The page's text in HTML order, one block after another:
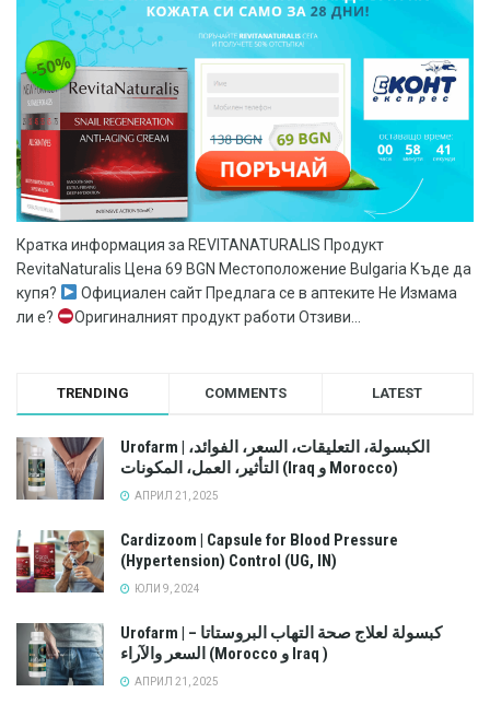
Кратка информация за REVITANATURALIS Продукт
RevitaNaturalis Цена 69 BGN Местоположение Bulgaria Къде да
купя?
Официален сайт Предлага се в аптеките Не Измама
ли е?
Оригиналният продукт работи Отзиви...
TRENDING COMMENTS LATEST
Urofarm | الكبسولة، التعليقات، السعر، الفوائد،
التأثير، العمل، المكونات (Iraq و Morocco)
АПРИЛ 21, 2025
Cardizoom | Capsule for Blood Pressure
(Hypertension) Control (UG, IN)
ЮЛИ 9, 2024
Urofarm | كبسولة لعلاج صحة التهاب البروستاتا –
السعر والآراء (Morocco و Iraq )
АПРИЛ 21, 2025